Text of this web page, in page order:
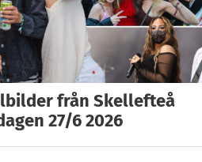
från Skellefteå
27/6 2026